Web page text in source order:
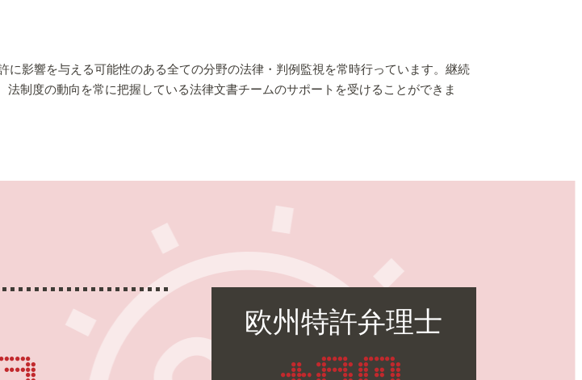
に影響を与える可能性のある全ての分野の法律・判例監視を常時行っています。継続
制度の動向を常に把握している法律文書チームのサポートを受けることができま
欧州特許弁理士